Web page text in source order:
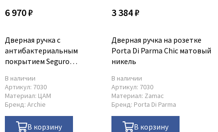
6 970 ₽
Дверная ручка с
антибактериальным
покрытием Seguro
В наличии
Артикул: 7030
Материал: ЦАМ
Бренд: Archie
В корзину
3 384 ₽
Дверная ручка на розетке
Porta Di Parma Chic матовый
никель
В наличии
Артикул: 7030
Материал: Zamac
Бренд: Porta Di Parma
В корзину